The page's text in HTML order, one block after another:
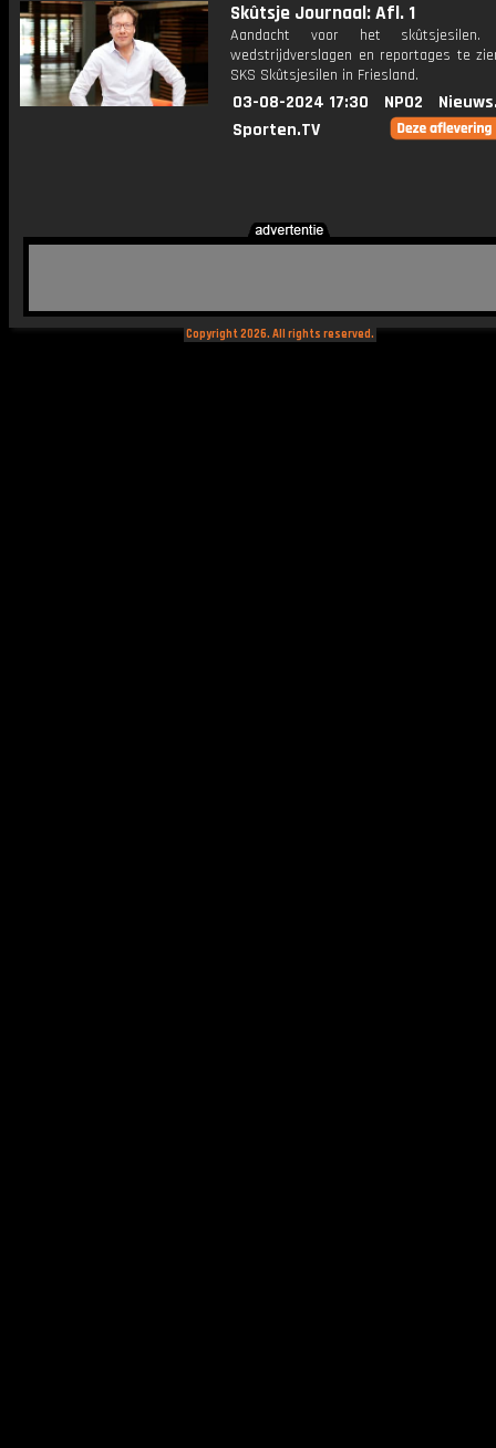
Skûtsje Journaal: Afl. 1
Aandacht voor het
wedstrijdverslagen en reportages te
SKS Skûtsjesilen in Friesland.
03-08-2024 17:30 NPO2
Sporten.TV
Copyright 2026. All rights reserved.